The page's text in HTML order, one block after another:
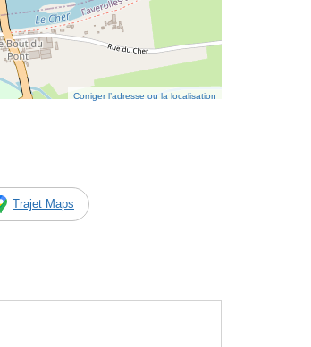
Corriger l’adresse ou la localisation
Trajet Maps